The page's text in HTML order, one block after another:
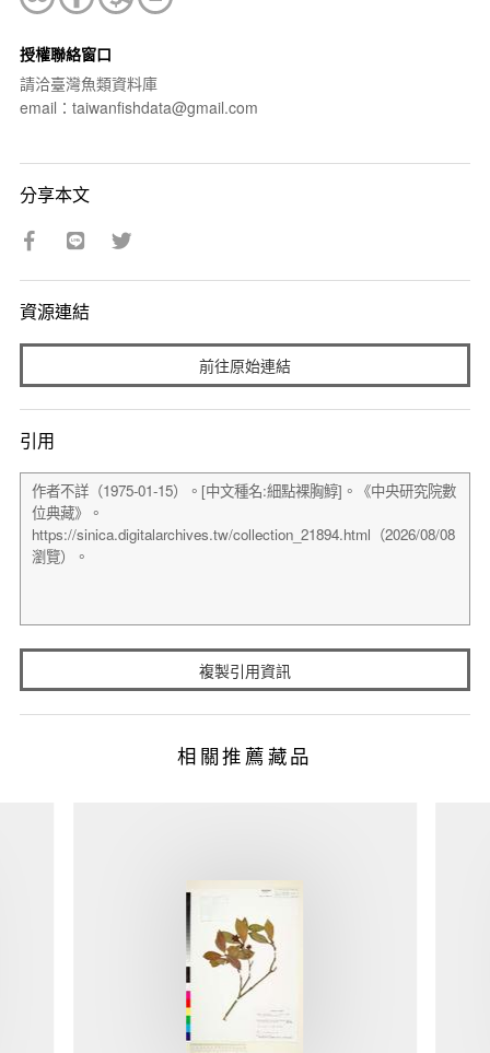
授權聯絡窗口
請洽臺灣魚類資料庫
email：taiwanfishdata@gmail.com
分享本文
資源連結
前往原始連結
引用
複製引用資訊
相關推薦藏品